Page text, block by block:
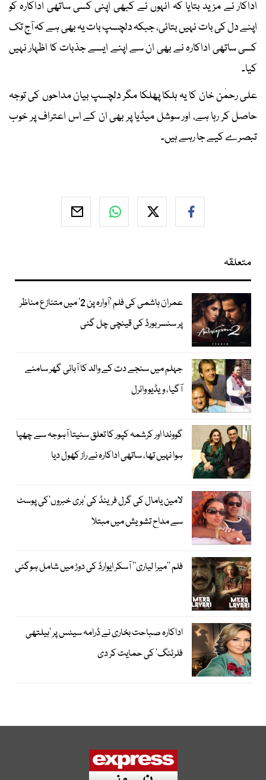
اداکار نے مزید بتایا کہ انہوں نے کبھی اپنی کسی ساتھی اداکارہ کو
اپنے دل کی بات نہیں بتائی، جبکہ دلچسپ بات یہ بھی ہے کہ آج تک
کسی ساتھی اداکارہ نے بھی ان سے اپنے ایسے جذبات کا اظہار نہیں
کیا۔
علی رحمٰن خان کا یہ ہلکا پھلکا مگر دلچسپ بیان مداحوں کی توجہ
حاصل کر رہا ہے، اور سوشل میڈیا پر بھی ان کے اس اعتراف پر خوب
تبصرے کیے جا رہے ہیں۔
متعلقہ
عمران ہاشمی کی فلم ’آوارہ پن 2‘ میں متنازع مناظر
پر سنسر بورڈ کی قینچی چل گئی
جہلم میں سنجے دت کے والد کا آبائی گھر سامنے
آگیا، ویڈیو وائرل
گووندا اور کرشمہ کپور کا تعلق سنیتا آہوجہ سے چھپا
ہوا نہیں تھا، ساتھی اداکارہ نے راز کھول دیا
لامین یامال کی گرل فرینڈ کی ’بری خبروں‘کی پوسٹ
سے مداح تشویش میں مبتلا
فلم ’’میرا لیاری‘‘ آسکر ایوارڈ کی دوڑ میں شامل ہوگئی
اداکارہ صباحت بخاری نے ڈرامہ سیٹس پر ’ہیلتھی
فلرٹنگ‘ کی حمایت کر دی